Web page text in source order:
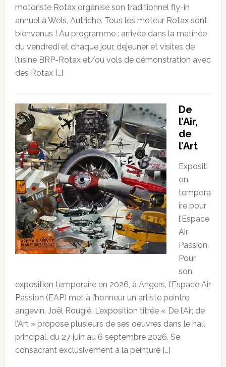
motoriste Rotax organise son traditionnel fly-in
annuel à Wels, Autriche. Tous les moteur Rotax sont
bienvenus ! Au programme : arrivée dans la matinée
du vendredi et chaque jour, dejeuner et visites de
l’usine BRP-Rotax et/ou vols de démonstration avec
des Rotax […]
De
l’Air,
de
l’Art
Expositi
on
tempora
ire pour
l’Espace
Air
Passion.
Pour
son
exposition temporaire en 2026, à Angers, l’Espace Air
Passion (EAP) met à l’honneur un artiste peintre
angevin, Joël Rougié. L’exposition titrée « De l’Air, de
l’Art » propose plusieurs de ses oeuvres dans le hall
principal, du 27 juin au 6 septembre 2026. Se
consacrant exclusivement à la peinture […]